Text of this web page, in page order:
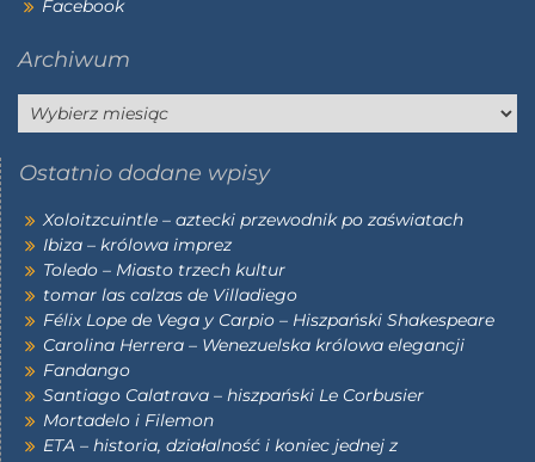
Facebook
Archiwum
Ostatnio dodane wpisy
Xoloitzcuintle – aztecki przewodnik po zaświatach
Ibiza – królowa imprez
Toledo – Miasto trzech kultur
tomar las calzas de Villadiego
Félix Lope de Vega y Carpio – Hiszpański Shakespeare
Carolina Herrera – Wenezuelska królowa elegancji
Fandango
Santiago Calatrava – hiszpański Le Corbusier
Mortadelo i Filemon
ETA – historia, działalność i koniec jednej z